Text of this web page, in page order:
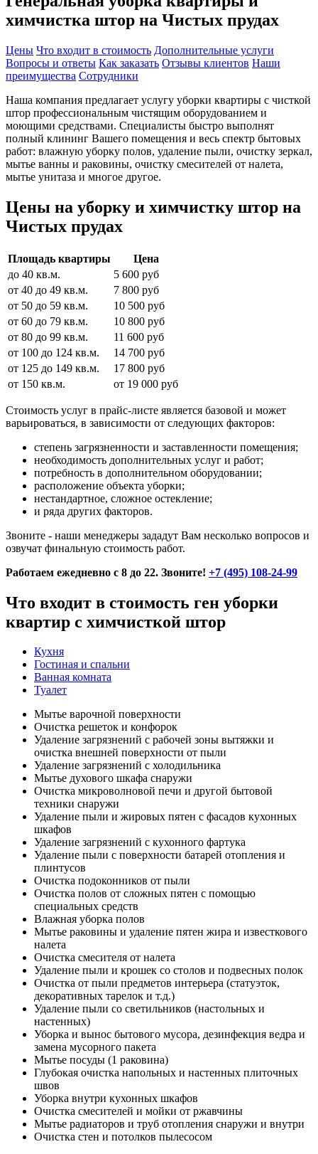
химчистка штор на Чистых прудах
Цены Что входит в стоимость Дополнительные услуги
Вопросы и ответы Как заказать Отзывы клиентов Наши
преимущества Сотрудники
Наша компания предлагает услугу уборки квартиры с чисткой
штор профессиональным чистящим оборудованием и
моющими средствами. Специалисты быстро выполнят
полный клининг Вашего помещения и весь спектр бытовых
работ: влажную уборку полов, удаление пыли, очистку зеркал,
мытье ванны и раковины, очистку смесителей от налета,
мытье унитаза и многое другое.
Цены на уборку и химчистку штор на
Чистых прудах
Площадь квартиры
Цена
до 40 кв.м.
5 600 руб
от 40 до 49 кв.м.
7 800 руб
от 50 до 59 кв.м.
10 500 руб
от 60 до 79 кв.м.
10 800 руб
от 80 до 99 кв.м.
11 600 руб
от 100 до 124 кв.м.
14 700 руб
от 125 до 149 кв.м.
17 800 руб
от 150 кв.м.
от 19 000 руб
Стоимость услуг в прайс-листе является базовой и может
варьироваться, в зависимости от следующих факторов:
степень загрязненности и заставленности помещения;
необходимость дополнительных услуг и работ;
потребность в дополнительном оборудовании;
расположение объекта уборки;
нестандартное, сложное остекление;
и ряда других факторов.
Звоните - наши менеджеры зададут Вам несколько вопросов и
озвучат финальную стоимость работ.
Работаем ежедневно с 8 до 22. Звоните! +7 (495) 108-24-99
Что входит в стоимость ген уборки
квартир с химчисткой штор
Кухня
Гостиная и спальни
Ванная комната
Туалет
Мытье варочной поверхности
Очистка решеток и конфорок
Удаление загрязнений с рабочей зоны вытяжки и
очистка внешней поверхности от пыли
Удаление загрязнений с холодильника
Мытье духового шкафа снаружи
Очистка микроволновой печи и другой бытовой
техники снаружи
Удаление пыли и жировых пятен с фасадов кухонных
шкафов
Удаление загрязнений с кухонного фартука
Удаление пыли с поверхности батарей отопления и
плинтусов
Очистка подоконников от пыли
Очистка полов от сложных пятен с помощью
специальных средств
Влажная уборка полов
Мытье раковины и удаление пятен жира и известкового
налета
Очистка смесителя от налета
Удаление пыли и крошек со столов и подвесных полок
Очистка от пыли предметов интерьера (статуэток,
декоративных тарелок и т.д.)
Удаление пыли со светильников (настольных и
настенных)
Уборка и вынос бытового мусора, дезинфекция ведра и
замена мусорного пакета
Мытье посуды (1 раковина)
Глубокая очистка напольных и настенных плиточных
швов
Уборка внутри кухонных шкафов
Очистка смесителей и мойки от ржавчины
Мытье радиаторов и труб отопления снаружи и внутри
Очистка стен и потолков пылесосом